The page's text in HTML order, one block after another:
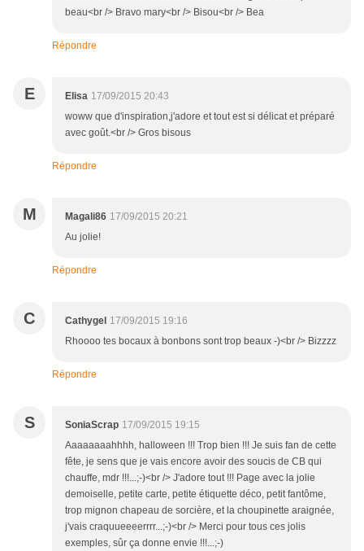
beau<br /> Bravo mary<br /> Bisou<br /> Bea
Répondre
E Elisa 17/09/2015 20:43
woww que d'inspiration,j'adore et tout est si délicat et préparé
avec goût.<br /> Gros bisous
Répondre
M Magali86 17/09/2015 20:21
Au jolie!
Répondre
C Cathygel 17/09/2015 19:16
Rhoooo tes bocaux à bonbons sont trop beaux -)<br /> Bizzzz
Répondre
S SoniaScrap 17/09/2015 19:15
Aaaaaaaahhhh, halloween !!! Trop bien !!! Je suis fan de cette
fête, je sens que je vais encore avoir des soucis de CB qui
chauffe, mdr !!!...;-)<br /> J'adore tout !!! Page avec la jolie
demoiselle, petite carte, petite étiquette déco, petit fantôme,
trop mignon chapeau de sorcière, et la choupinette araignée,
j'vais craquueeeerrrr...;-)<br /> Merci pour tous ces jolis
exemples, sûr ça donne envie !!!...;-)